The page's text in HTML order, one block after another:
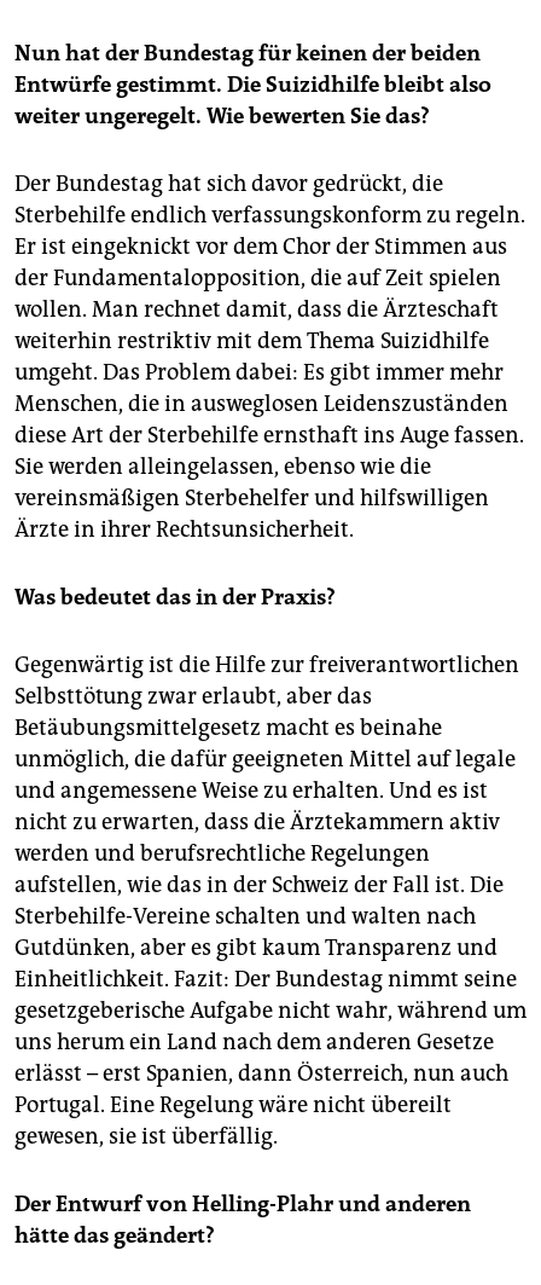
Nun hat der Bundestag für keinen der beiden
Entwürfe gestimmt. Die Suizidhilfe bleibt also
weiter ungeregelt. Wie bewerten Sie das?
Der Bundestag hat sich davor gedrückt, die
Sterbehilfe endlich verfassungskonform zu regeln.
Er ist eingeknickt vor dem Chor der Stimmen aus
der Fundamentalopposition, die auf Zeit spielen
wollen. Man rechnet damit, dass die Ärzteschaft
weiterhin restriktiv mit dem Thema Suizidhilfe
umgeht. Das Problem dabei: Es gibt immer mehr
Menschen, die in ausweglosen Leidenszuständen
diese Art der Sterbehilfe ernsthaft ins Auge fassen.
Sie werden alleingelassen, ebenso wie die
vereinsmäßigen Sterbehelfer und hilfswilligen
Ärzte in ihrer Rechtsunsicherheit.
Was bedeutet das in der Praxis?
Gegenwärtig ist die Hilfe zur freiverantwortlichen
Selbsttötung zwar erlaubt, aber das
Betäubungsmittelgesetz macht es beinahe
unmöglich, die dafür geeigneten Mittel auf legale
und angemessene Weise zu erhalten. Und es ist
nicht zu erwarten, dass die Ärztekammern aktiv
werden und berufsrechtliche Regelungen
aufstellen, wie das in der Schweiz der Fall ist. Die
Sterbehilfe-Vereine schalten und walten nach
Gutdünken, aber es gibt kaum Transparenz und
Einheitlichkeit. Fazit: Der Bundestag nimmt seine
gesetzgeberische Aufgabe nicht wahr, während um
uns herum ein Land nach dem anderen Gesetze
erlässt – erst Spanien, dann Österreich, nun auch
Portugal. Eine Regelung wäre nicht übereilt
gewesen, sie ist überfällig.
Der Entwurf von Helling-Plahr und anderen
hätte das geändert?